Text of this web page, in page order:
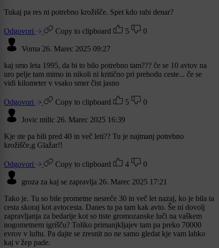
Tukaj pa res ni potrebno krožišče. Spet kdo rabi denar?
Odgovori Copy to clipboard 5 0
Vorna 26. Marec 2025 09:27
kaj smo leta 1995, da bi to bilo potrebno tam??? če se 10 avtov na
uro pelje tam mimo in nikoli ni kritično pri prehodu ceste... če se
vidi kilometer v vsako smer čist jasno
Odgovori Copy to clipboard 5 0
Jovic milic 26. Marec 2025 16:39
Kje ste pa bili pred 40 in več leti?? Tu je najmanj potrebno
krožišče,g Glažar!!
Odgovori Copy to clipboard 4 0
groza za kaj se zapravlja 26. Marec 2025 17:21
Tako je. Tu so bile prometne nesreče 30 in več let nazaj, ko je bila ta
cesta skoraj kot avtocesta. Danes tu pa tam kak avto. Še ni dovolj
zapravljanja za bedarije kot so tiste gromozanske luči na vaškem
nogometnem igrišču? Toliko primanjkljajev tam pa preko 70000
evrov v luftu. Pa dajte se zresnit no ne samo gledat kje vam lahko
kaj v žep pade.